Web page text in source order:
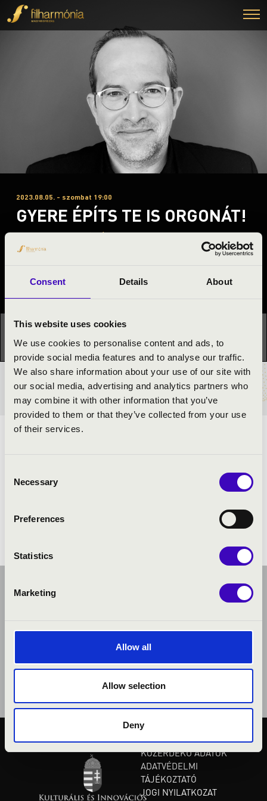
Consent Details About
This website uses cookies
We use cookies to personalise content and ads, to
provide social media features and to analyse our traffic.
We also share information about your use of our site with
our social media, advertising and analytics partners who
may combine it with other information that you’ve
provided to them or that they’ve collected from your use
of their services.
Selection
Necessary
Preferences
Statistics
Marketing
Allow all
Allow selection
Deny
2023.08.05. - szombat 19:00
GYERE ÉPÍTS TE IS ORGONÁT!
Budapest, Szent István tér
Fesztivál koncert
Ez a koncert már lezajlott.
programhoz:Orgonák éjszakája »
BÉRLET- ÉS JEGYÁRAK
Szokos Augusztin
KÖZÉRDEKŰ ADATOK
ADATVÉDELMI
TÁJÉKOZTATÓ
JOGI NYILATKOZAT